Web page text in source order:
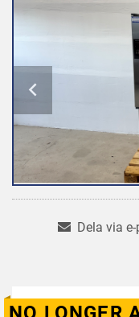
Dela via